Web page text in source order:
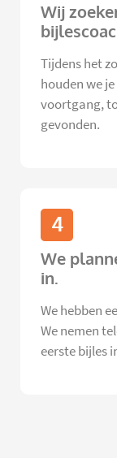
Wij
Tijdens het
houden we
voortgang,
gevonden.
4
We
in.
We hebben
We nemen
eerste bijles